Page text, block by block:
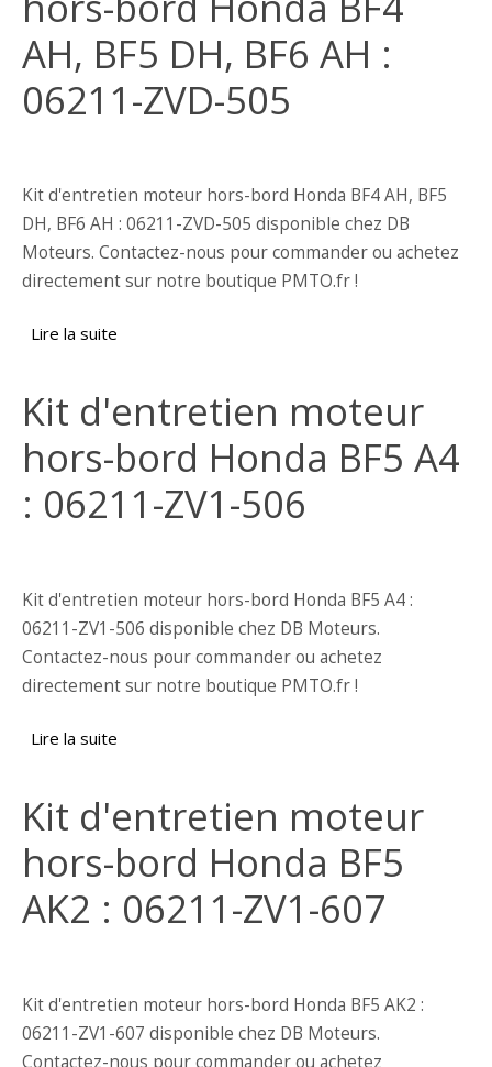
AH, BF5 DH, BF6 AH :
06211-ZVD-505
Kit d'entretien moteur hors-bord Honda BF4 AH, BF5
DH, BF6 AH : 06211-ZVD-505 disponible chez DB
Moteurs. Contactez-nous pour commander ou achetez
directement sur notre boutique PMTO.fr !
Lire la suite
Kit d'entretien moteur
hors-bord Honda BF5 A4
: 06211-ZV1-506
Kit d'entretien moteur hors-bord Honda BF5 A4 :
06211-ZV1-506 disponible chez DB Moteurs.
Contactez-nous pour commander ou achetez
directement sur notre boutique PMTO.fr !
Lire la suite
Kit d'entretien moteur
hors-bord Honda BF5
AK2 : 06211-ZV1-607
Kit d'entretien moteur hors-bord Honda BF5 AK2 :
06211-ZV1-607 disponible chez DB Moteurs.
Contactez-nous pour commander ou achetez